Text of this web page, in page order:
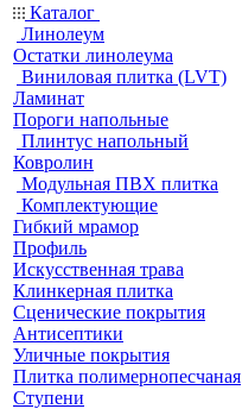
Каталог
Линолеум
Остатки линолеума
Виниловая плитка (LVT)
Ламинат
Пороги напольные
Плинтус напольный
Ковролин
Модульная ПВХ плитка
Комплектующие
Гибкий мрамор
Профиль
Искусственная трава
Клинкерная плитка
Сценические покрытия
Антисептики
Уличные покрытия
Плитка полимернопесчаная
Ступени